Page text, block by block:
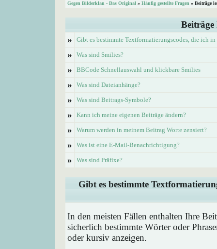
Gegen Bilderklau - Das Original » Häufig gestellte Fragen » Beiträge
Beiträge
»
Gibt es bestimmte Textformatierungscodes, die ich
» Was sind Smilies?
» BBCode Schnellauswahl und klickbare Smilies
» Was sind Dateianhänge?
» Was sind Beitrags-Symbole?
» Kann ich meine eigenen Beiträge ändern?
» Warum werden in meinem Beitrag Worte zensiert?
» Was ist eine E-Mail-Benachrichtigung?
» Was sind Präfixe?
Gibt es bestimmte
In den meisten Fällen enthalten Ihre
sicherlich bestimmte Wörter oder
oder kursiv anzeigen.